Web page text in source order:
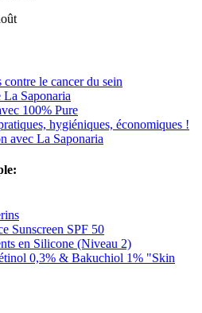
le cancer du sein
La Saponaria
100% Pure
hygiéniques, économiques !
avec La Saponaria
Sunscreen SPF 50
en Silicone (Niveau 2)
0,3% & Bakuchiol 1% "Skin